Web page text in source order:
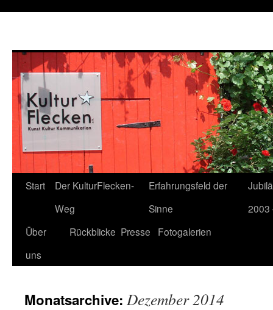
Start
Der KulturFlecken-
Weg
Erfahrungsfeld der
Sinne
2003
Über
uns
Rückblicke Presse Fotogalerien
Monatsarchive: Dezember 2014